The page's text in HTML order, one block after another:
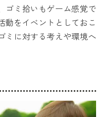
ゴミ拾いもゲーム感覚で
動をイベントとしておこ
ミに対する考えや環境へ